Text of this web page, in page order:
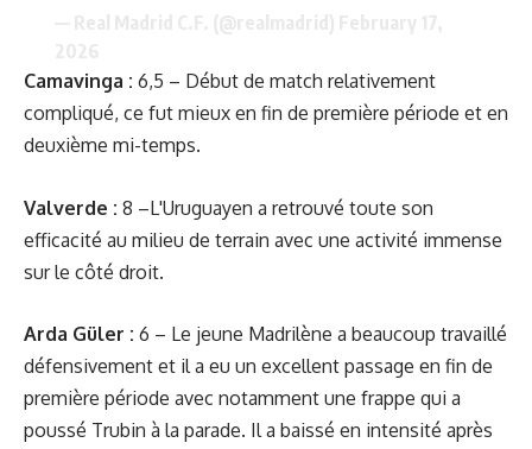
Camavinga : 6,5 – Début de match relativement
compliqué, ce fut mieux en fin de première période et en
deuxième mi-temps.
Valverde : 8 –L'Uruguayen a retrouvé toute son
efficacité au milieu de terrain avec une activité immense
sur le côté droit.
Arda Güler : 6 – Le jeune Madrilène a beaucoup travaillé
défensivement et il a eu un excellent passage en fin de
première période avec notamment une frappe qui a
poussé Trubin à la parade. Il a baissé en intensité après